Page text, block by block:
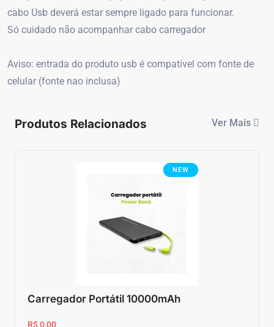
cabo Usb deverá estar sempre ligado para funcionar.
Só cuidado não acompanhar cabo carregador
Aviso: entrada do produto usb é compatível com fonte de
celular (fonte nao inclusa)
Produtos Relacionados Ver Mais
NEW
Carregador Portátil 10000mAh
R$ 0,00